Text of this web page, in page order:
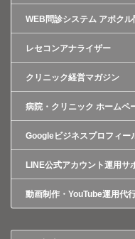
WEB問診システム アポクル
レセコンアナライザー
クリニック経営マガジン
病院・クリニック ホームペ
Googleビジネスプロフィー
LINE公式アカウント運用サ
動画制作・YouTube運用代